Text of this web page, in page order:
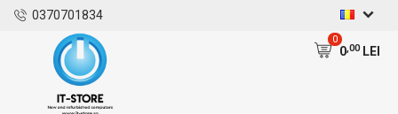
0370701834
0
0,00LEI